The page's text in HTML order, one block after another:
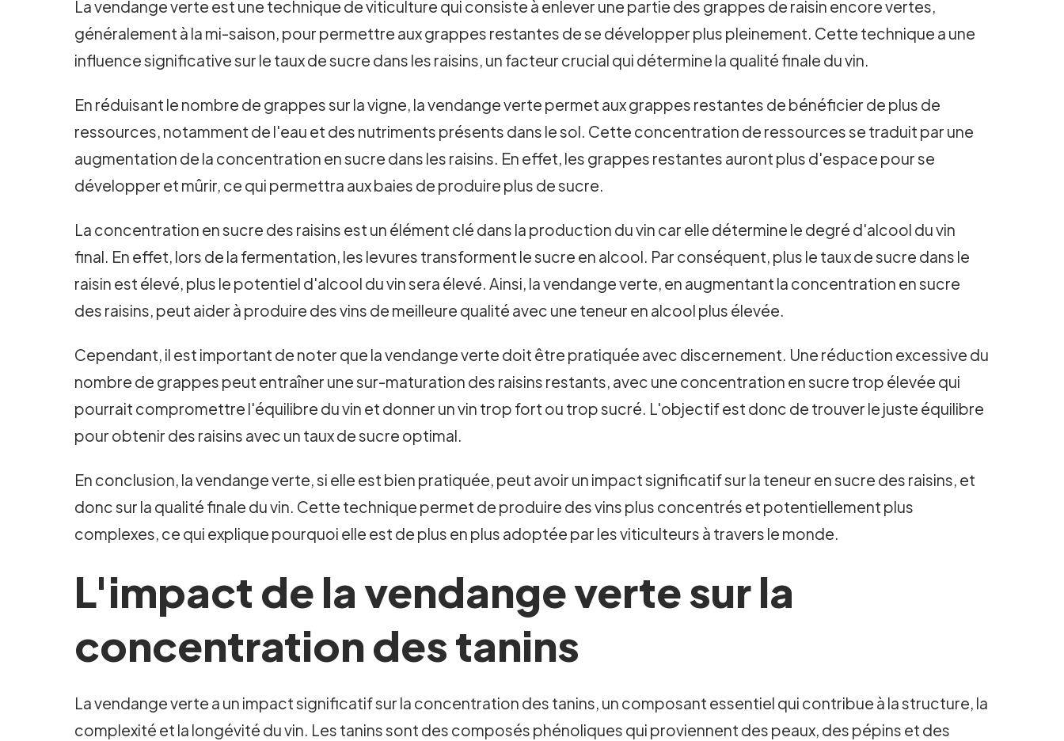
La vendange verte est une technique de viticulture qui consiste à enlever une partie des grappes de raisin encore vertes,
généralement à la mi-saison, pour permettre aux grappes restantes de se développer plus pleinement. Cette technique a une
influence significative sur le taux de sucre dans les raisins, un facteur crucial qui détermine la qualité finale du vin.
En réduisant le nombre de grappes sur la vigne, la vendange verte permet aux grappes restantes de bénéficier de plus de
ressources, notamment de l'eau et des nutriments présents dans le sol. Cette concentration de ressources se traduit par une
augmentation de la concentration en sucre dans les raisins. En effet, les grappes restantes auront plus d'espace pour se
développer et mûrir, ce qui permettra aux baies de produire plus de sucre.
La concentration en sucre des raisins est un élément clé dans la production du vin car elle détermine le degré d'alcool du vin
final. En effet, lors de la fermentation, les levures transforment le sucre en alcool. Par conséquent, plus le taux de sucre dans le
raisin est élevé, plus le potentiel d'alcool du vin sera élevé. Ainsi, la vendange verte, en augmentant la concentration en sucre
des raisins, peut aider à produire des vins de meilleure qualité avec une teneur en alcool plus élevée.
Cependant, il est important de noter que la vendange verte doit être pratiquée avec discernement. Une réduction excessive du
nombre de grappes peut entraîner une sur-maturation des raisins restants, avec une concentration en sucre trop élevée qui
pourrait compromettre l'équilibre du vin et donner un vin trop fort ou trop sucré. L'objectif est donc de trouver le juste équilibre
pour obtenir des raisins avec un taux de sucre optimal.
En conclusion, la vendange verte, si elle est bien pratiquée, peut avoir un impact significatif sur la teneur en sucre des raisins, et
donc sur la qualité finale du vin. Cette technique permet de produire des vins plus concentrés et potentiellement plus
complexes, ce qui explique pourquoi elle est de plus en plus adoptée par les viticulteurs à travers le monde.
L'impact de la vendange verte sur la
concentration des tanins
La vendange verte a un impact significatif sur la concentration des tanins, un composant essentiel qui contribue à la structure, la
complexité et la longévité du vin. Les tanins sont des composés phénoliques qui proviennent des peaux, des pépins et des